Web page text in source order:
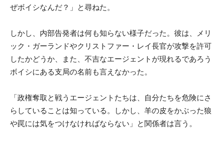
ぜボイシなんだ？」と尋ねた。
しかし、内部告発者は何も知らない様子だった。彼は、メリ
ック・ガーランドやクリストファー・レイ長官が攻撃を許可
したかどうか、また、不吉なエージェントが現れるであろう
ボイシにある支局の名前も言えなかった。
「政権奪取と戦うエージェントたちは、自分たちを危険にさ
らしていることは知っている。しかし、羊の皮をかぶった狼
や罠には気をつけなければならない」と関係者は言う。